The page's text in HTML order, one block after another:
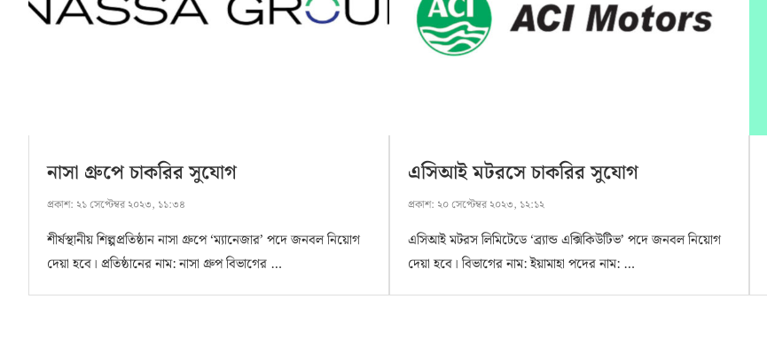
নাসা গ্রুপে চাকরির সুযোগ
প্রকাশ: ২১ সেপ্টেম্বর ২০২৩, ১১:৩৪
শীর্ষস্থানীয় শিল্পপ্রতিষ্ঠান নাসা গ্রুপে ‘ম্যানেজার’ পদে জনবল নিয়োগ
দেয়া হবে। প্রতিষ্ঠানের নাম: নাসা গ্রুপ বিভাগের …
এসিআই মটরসে চাকরির সুযোগ
প্রকাশ: ২০ সেপ্টেম্বর ২০২৩, ১২:১২
এসিআই মটরস লিমিটেডে ‘ব্র্যান্ড এক্সিকিউটিভ’ পদে জনবল নিয়োগ
দেয়া হবে। বিভাগের নাম: ইয়ামাহা পদের নাম: …